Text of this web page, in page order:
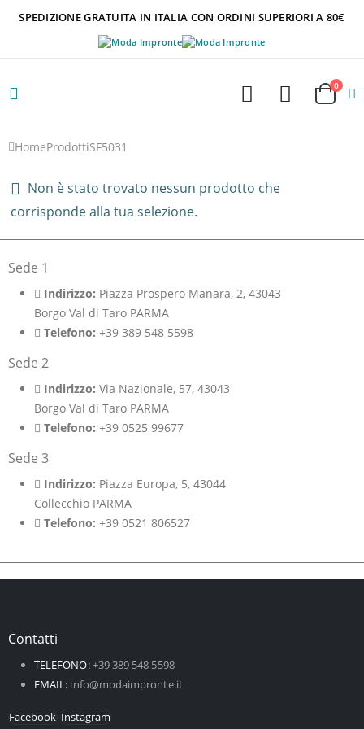
SPEDIZIONE GRATUITA IN ITALIA CON ORDINI SUPERIORI A 80€
0
HomeProdottiSF5031
Non è stato trovato nessun prodotto che
corrisponde alla tua selezione.
Sede 1
Indirizzo: Piazza Prospero Manara, 2, 43043
Borgo Val di Taro PARMA
Telefono: +39 389 548 5598
Sede 2
Indirizzo: Via Nazionale, 57, 43043
Borgo Val di Taro PARMA
Telefono: +39 0525 99677
Sede 3
Indirizzo: Piazza Europa, 5, 43044
Collecchio PARMA
Telefono: +39 0521 806527
Contatti
TELEFONO:+39 389 548 5598
EMAIL: info@modaimpronte.it
Facebook Instagram